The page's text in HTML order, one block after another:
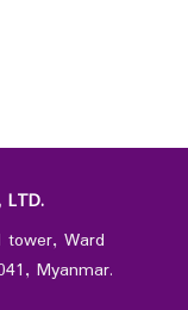
LTD.
tower, Ward
Myanmar.